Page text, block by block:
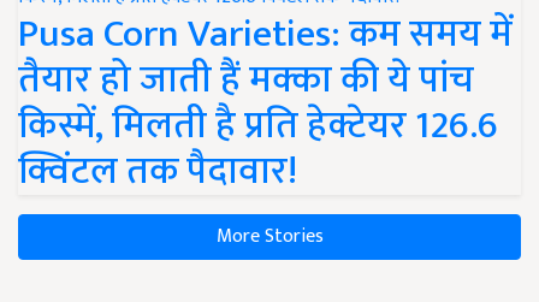
Pusa Corn Varieties: कम समय में
तैयार हो जाती हैं मक्का की ये पांच
किस्में, मिलती है प्रति हेक्टेयर 126.6
क्विंटल तक पैदावार!
More Stories